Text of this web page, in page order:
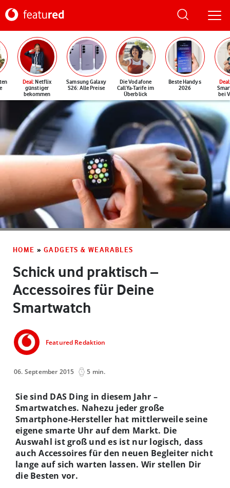
Deal: Netflix
günstiger
bekommen
Samsung Galaxy
S26: Alle Preise
Die Vodafone
CallYa-Tarife im
Überblick
Beste Handys
2026
Deal
bei
HOME » GADGETS & WEARABLES
Schick und praktisch –
Accessoires für Deine
Smartwatch
Featured Redaktion
06. September 2015 5 min.
Sie sind DAS Ding in diesem Jahr –
Smartwatches. Nahezu jeder große
Smartphone-Hersteller hat mittlerweile seine
eigene smarte Uhr auf dem Markt. Die
Auswahl ist groß und es ist nur logisch, dass
auch Accessoires für den neuen Begleiter nicht
lange auf sich warten lassen. Wir stellen Dir
die Besten vor.